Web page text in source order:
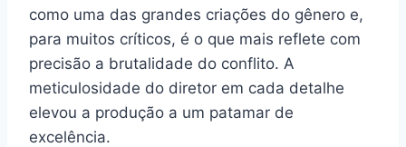
como uma das grandes criações do gênero e,
para muitos críticos, é o que mais reflete com
precisão a brutalidade do conflito. A
meticulosidade do diretor em cada detalhe
elevou a produção a um patamar de
excelência.